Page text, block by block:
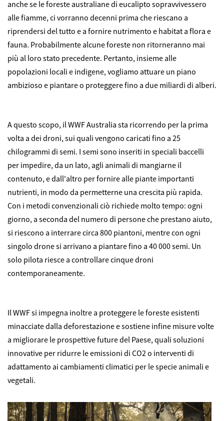
anche se le foreste australiane di eucalipto sopravvivessero
alle fiamme, ci vorranno decenni prima che riescano a
riprendersi del tutto e a fornire nutrimento e habitat a flora e
fauna. Probabilmente alcune foreste non ritorneranno mai
più al loro stato precedente. Pertanto, insieme alle
popolazioni locali e indigene, vogliamo attuare un piano
ambizioso e piantare o proteggere fino a due miliardi di alberi.
A questo scopo, il WWF Australia sta ricorrendo per la prima
volta a dei droni, sui quali vengono caricati fino a 25
chilogrammi di semi. I semi sono inseriti in speciali baccelli
per impedire, da un lato, agli animali di mangiarne il
contenuto, e dall'altro per fornire alle piante importanti
nutrienti, in modo da permetterne una crescita più rapida.
Con i metodi convenzionali ciò richiede molto tempo: ogni
giorno, a seconda del numero di persone che prestano aiuto,
si riescono a interrare circa 800 piantoni, mentre con ogni
singolo drone si arrivano a piantare fino a 40 000 semi. Un
solo pilota riesce a controllare cinque droni
contemporaneamente.
Il WWF si impegna inoltre a proteggere le foreste esistenti
minacciate dalla deforestazione e sostiene infine misure volte
a migliorare le prospettive future del Paese, quali soluzioni
innovative per ridurre le emissioni di CO2 o interventi di
adattamento ai cambiamenti climatici per le specie animali e
vegetali.